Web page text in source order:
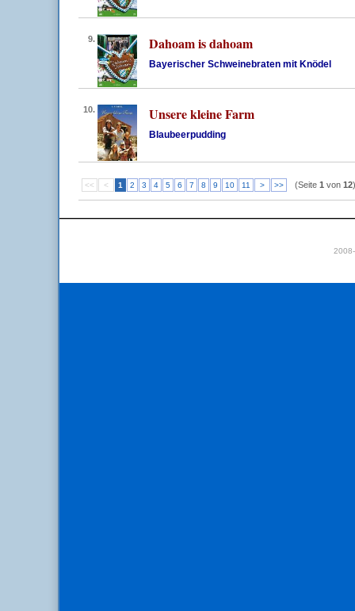
9. Dahoam is dahoam
Bayerischer Schweinebraten mit Knödel
10. Unsere kleine Farm
Blaubeerpudding
<< < 1 2 3 4 5 6 7 8 9 10 11 > >> (Seite 1 von 12)